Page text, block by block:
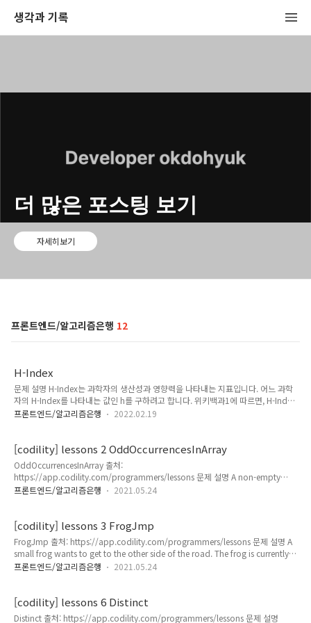
생각과 기록
더 많은 포스팅 보기
자세히보기
프론트엔드/알고리즘은행 12
H-Index
문제 설명 H-Index는 과학자의 생산성과 영향력을 나타내는 지표입니다. 어느 과학
자의 H-Index를 나타내는 값인 h를 구하려고 합니다. 위키백과1에 따르면, H-Index
는 다음과 같이 구합니다. 어떤 과학자가 발표한 논문 n편 중, h번 이상 인용된 논문
개변수로 주어질 때, 이 과학자의 H-Index를 return 하도록 solution 함수를 작성해
주세요. 나의 풀이 function solution(citations) { const sortedCitations =
citations.sort((a, b) => b - a)..
프론트엔드/알고리즘은행 2022.02.19
[codility] lessons 2 OddOccurrencesInArray
OddOccurrencesInArray 출처:
https://app.codility.com/programmers/lessons 문제 설명 A non-empty
array A consisting of N integers is given. The array contains an odd number
unpaired. For example, in array A such that: A[0] = 9 A[1] = 3 A[2] = 9 A[3] =
3 A[4] = 9 A[5]..
프론트엔드/알고리즘은행 2021.05.24
[codility] lessons 3 FrogJmp
FrogJmp 출처: https://app.codility.com/programmers/lessons 문제 설명 A
small frog wants to get to the other side of the road. The frog is currently
located at position X and wants to get to a position greater than or equal
a function: class Solution { pub..
프론트엔드/알고리즘은행 2021.05.24
[codility] lessons 6 Distinct
Distinct 출처: https://app.codility.com/programmers/lessons 문제 설명